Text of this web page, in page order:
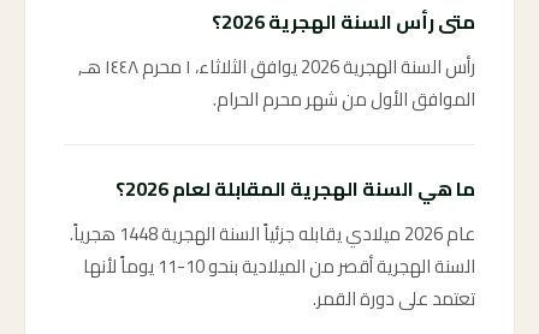
متى رأس السنة الهجرية 2026؟
رأس السنة الهجرية 2026 يوافق الثلاثاء، ١ محرم ١٤٤٨ هـ,
الموافق الأول من شهر محرم الحرام.
ما هي السنة الهجرية المقابلة لعام 2026؟
عام 2026 ميلادي يقابله جزئياً السنة الهجرية 1448 هجرياً.
السنة الهجرية أقصر من الميلادية بنحو 10-11 يوماً لأنها
تعتمد على دورة القمر.